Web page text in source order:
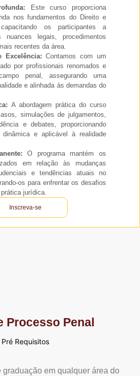
Este curso proporciona
nos fundamentos do Direito e
os participantes a
nuances legais, procedimentos
recentes da área.
Excelência: Contamos com um
por profissionais renomados e
penal, assegurando uma
e alinhada às demandas do
A abordagem prática do curso
simulações de julgamentos,
e debates, proporcionando
dinâmica e aplicável à realidade
O programa mantém os
em relação às mudanças
e tendências atuais no
os para enfrentar os desafios
jurídica.
Inscreva-se
Processo Penal
Pré Requisitos
graduação em qualquer área do